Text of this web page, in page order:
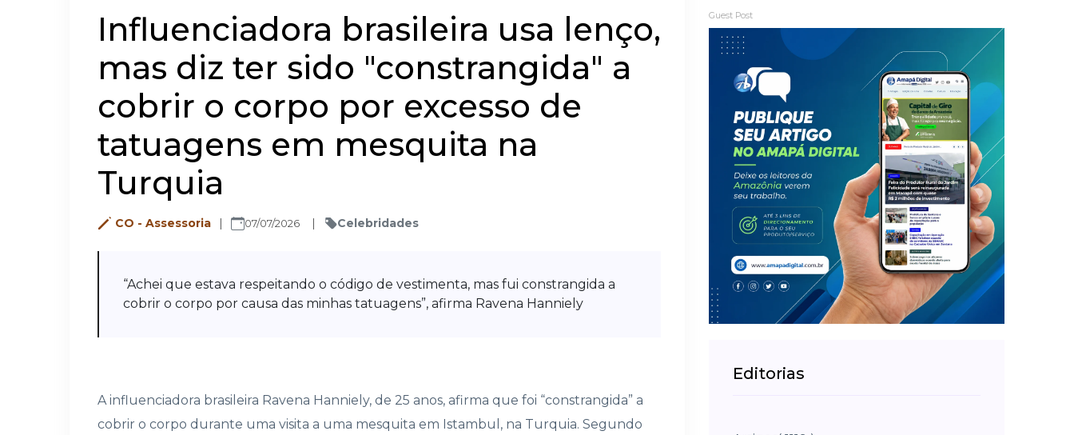
Influenciadora brasileira usa lenço,
mas diz ter sido "constrangida" a
cobrir o corpo por excesso de
tatuagens em mesquita na
Turquia
CO - Assessoria 07/07/2026 Celebridades
“Achei que estava respeitando o código de vestimenta, mas fui constrangida a
cobrir o corpo por causa das minhas tatuagens”, afirma Ravena Hanniely
A influenciadora brasileira Ravena Hanniely, de 25 anos, afirma que foi “constrangida” a
cobrir o corpo durante uma visita a uma mesquita em Istambul, na Turquia. Segundo
Guest Post
Editorias